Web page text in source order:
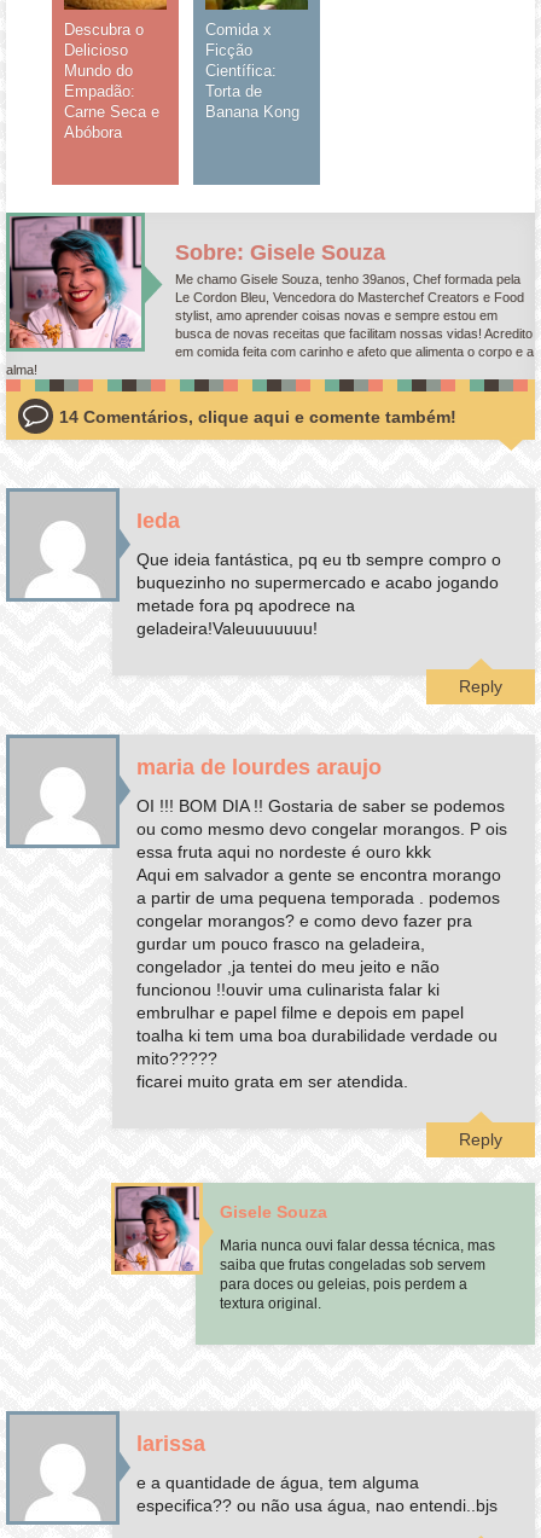
Descubra o
Delicioso
Mundo do
Empadão:
Carne Seca e
Abóbora
Comida x
Ficção
Científica:
Torta de
Banana Kong
Sobre: Gisele Souza
Me chamo Gisele Souza, tenho 39anos, Chef formada pela
Le Cordon Bleu, Vencedora do Masterchef Creators e Food
stylist, amo aprender coisas novas e sempre estou em
busca de novas receitas que facilitam nossas vidas! Acredito
em comida feita com carinho e afeto que alimenta o corpo e a
alma!
14 Comentários, clique aqui e comente também!
Ieda
Que ideia fantástica, pq eu tb sempre compro o
buquezinho no supermercado e acabo jogando
metade fora pq apodrece na
geladeira!Valeuuuuuuu!
Reply
maria de lourdes araujo
OI !!! BOM DIA !! Gostaria de saber se podemos
ou como mesmo devo congelar morangos. P ois
essa fruta aqui no nordeste é ouro kkk
Aqui em salvador a gente se encontra morango
a partir de uma pequena temporada . podemos
congelar morangos? e como devo fazer pra
gurdar um pouco frasco na geladeira,
congelador ,ja tentei do meu jeito e não
funcionou !!ouvir uma culinarista falar ki
embrulhar e papel filme e depois em papel
toalha ki tem uma boa durabilidade verdade ou
mito?????
ficarei muito grata em ser atendida.
Reply
Gisele Souza
Maria nunca ouvi falar dessa técnica, mas
saiba que frutas congeladas sob servem
para doces ou geleias, pois perdem a
textura original.
larissa
e a quantidade de água, tem alguma
especifica?? ou não usa água, nao entendi..bjs